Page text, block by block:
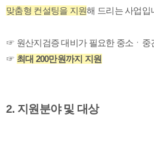
맞춤형 컨설팅을 지원해 드리는 사업입
☞ 원산지검증 대비가 필요한 중소ㆍ중
☞ 최대 200만원까지 지원
2. 지원분야 및 대상